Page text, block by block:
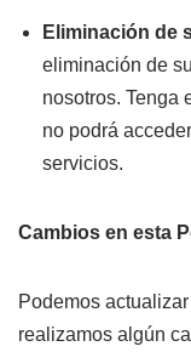
Eliminación de
eliminación de
nosotros. Tenga
no podrá
servicios.
Cambios en esta
Podemos
realizamos algún